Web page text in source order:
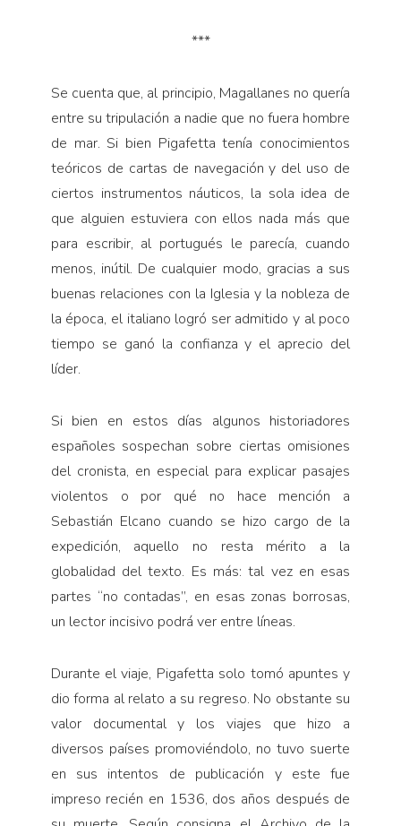
***
Se cuenta que, al principio, Magallanes no quería
en­tre su tripulación a nadie que no fuera hombre
de mar. Si bien Pigafetta tenía conocimientos
teóricos de cartas de navegación y del uso de
ciertos instrumen­tos náuticos, la sola idea de
que alguien estuviera con ellos nada más que
para escribir, al portugués le pare­cía, cuando
menos, inútil. De cualquier modo, gracias a sus
buenas relaciones con la Iglesia y la nobleza de
la época, el italiano logró ser admitido y al poco
tiempo se ganó la confianza y el aprecio del
líder.
Si bien en estos días algunos historiadores
espa­ñoles sospechan sobre ciertas omisiones
del cronista, en especial para explicar pasajes
violentos o por qué no hace mención a
Sebastián Elcano cuando se hizo cargo de la
expedición, aquello no resta mérito a la
globalidad del texto. Es más: tal vez en esas
partes “no contadas”, en esas zonas borrosas,
un lector incisivo podrá ver entre líneas.
Durante el viaje, Pigafetta solo tomó apuntes y
dio forma al relato a su regreso. No obstante su
valor docu­mental y los viajes que hizo a
diversos países promo­viéndolo, no tuvo suerte
en sus intentos de publicación y este fue
impreso recién en 1536, dos años después de